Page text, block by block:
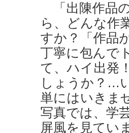
「出陳作品
ら、どんな作
すか？「作品
丁寧に包んで
て、ハイ出発
しょうか？…
単にはいきま
写真では、学
屏風を見てい